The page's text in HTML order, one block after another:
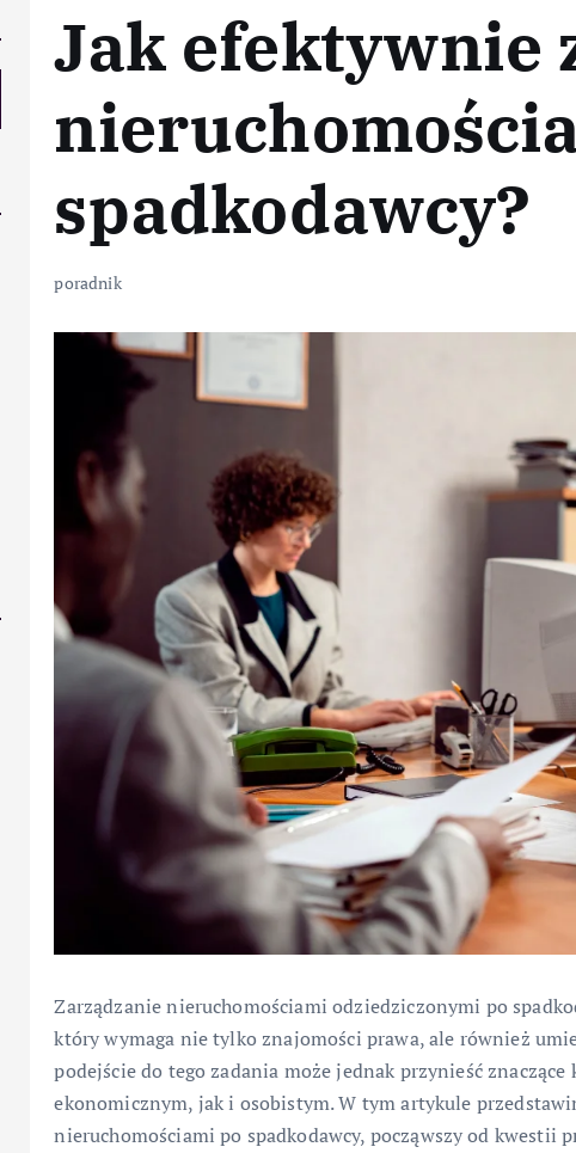
Jak efektywnie
spadkodawcy?
poradnik
Zarządzanie nieruchomościami odziedziczonymi po
który wymaga nie tylko znajomości prawa, ale również
podejście do tego zadania może jednak przynieść
ekonomicznym, jak i osobistym. W tym artykule
nieruchomościami po spadkodawcy, począwszy od kwestii